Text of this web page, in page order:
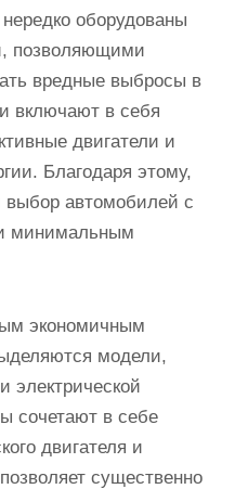
оборудованы
позволяющими
вредные выбросы в
включают в себя
двигатели и
Благодаря этому,
выбор автомобилей с
минимальным
экономичным
модели,
электрической
сочетают в себе
двигателя и
существенно